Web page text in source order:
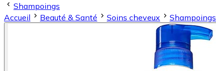
Shampoings
Accueil
Beauté & Santé Soins cheveux Shampoings